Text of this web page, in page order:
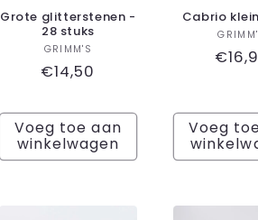
Grote glitterstenen -
28 stuks
Verkoper:
GRIMM'S
Normale
€14,50
Voeg toe aan
winkelwagen
Cabrio
Voeg